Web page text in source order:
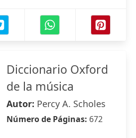
Diccionario Oxford
de la música
Autor: Percy A. Scholes
Número de Páginas: 672